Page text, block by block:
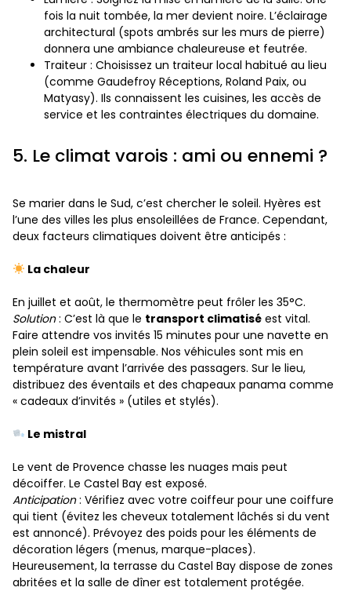
fois la nuit tombée, la mer devient noire. L’éclairage
architectural (spots ambrés sur les murs de pierre)
donnera une ambiance chaleureuse et feutrée.
Traiteur : Choisissez un traiteur local habitué au lieu
(comme Gaudefroy Réceptions, Roland Paix, ou
Matyasy). Ils connaissent les cuisines, les accès de
service et les contraintes électriques du domaine.
5. Le climat varois : ami ou ennemi ?
Se marier dans le Sud, c’est chercher le soleil. Hyères est
l’une des villes les plus ensoleillées de France. Cependant,
deux facteurs climatiques doivent être anticipés :
La chaleur
En juillet et août, le thermomètre peut frôler les 35°C.
Solution: C’est là que le transport climatisé est vital.
Faire attendre vos invités 15 minutes pour une navette en
plein soleil est impensable. Nos véhicules sont mis en
température avant l’arrivée des passagers. Sur le lieu,
distribuez des éventails et des chapeaux panama comme
« cadeaux d’invités » (utiles et stylés).
Le mistral
Le vent de Provence chasse les nuages mais peut
décoiffer. Le Castel Bay est exposé.
Anticipation: Vérifiez avec votre coiffeur pour une coiffure
qui tient (évitez les cheveux totalement lâchés si du vent
est annoncé). Prévoyez des poids pour les éléments de
décoration légers (menus, marque-places).
Heureusement, la terrasse du Castel Bay dispose de zones
abritées et la salle de dîner est totalement protégée.